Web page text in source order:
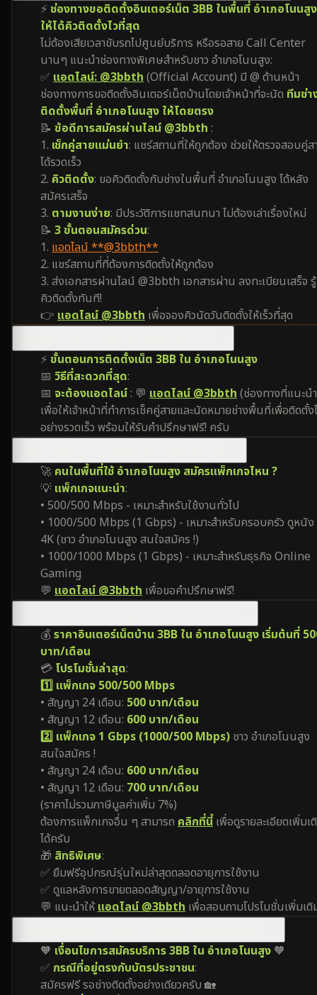
⚡ ช่องทางขอติดตั้งอินเตอร์เน็ต 3BB ในพื้นที่ อำเภอโนนสูง
ให้ได้คิวติดตั้งไวที่สุด
ไม่ต้องเสียเวลาขับรถไปศูนย์บริการ หรือรอสาย Call Center
นานๆ แนะนำช่องทางพิเศษสำหรับชาว อำเภอโนนสูง:
✅ แอดไลน์: @3bbth(Official Account) มี @ ด้านหน้า
ช่องทางการขอติดตั้งอินเตอร์เน็ตบ้านโดยเจ้าหน้าที่จะนัด ทีมช่า
ติดตั้งพื้นที่ อำเภอโนนสูง ให้โดยตรง
📝 ข้อดีการสมัครผ่านไลน์ @3bbth :
1. เช็กคู่สายแม่นยำ: แชร์สถานที่ให้ถูกต้อง ช่วยให้ตรวจสอบคู่ส
ได้รวดเร็ว
2. คิวติดตั้ง: ขอคิวติดตั้งกับช่างในพื้นที่ อำเภอโนนสูง ได้หลัง
สมัครเสร็จ
3. ตามงานง่าย: มีประวัติการแชทสนทนา ไม่ต้องเล่าเรื่องใหม่
📝 3 ขั้นตอนสมัครด่วน:
1. แอดไลน์ **@3bbth**
2. แชร์สถานที่ที่ต้องการติดตั้งให้ถูกต้อง
3. ส่งเอกสารผ่านไลน์ @3bbth เอกสารผ่าน ลงทะเบียนเสร็จ รู้
คิวติดตั้งทันที!
👉 แอดไลน์ @3bbth เพื่อจองคิวนัดวันติดตั้งให้เร็วที่สุด
⚡ ขั้นตอนการติดตั้งเน็ต 3BB ใน อำเภอโนนสูง
📅 วิธีที่สะดวกที่สุด:
📅 จะต้องแอดไลน์: 💬 แอดไลน์ @3bbth(ช่องทางที่แนะน
เพื่อให้เจ้าหน้าที่ทำการเช็คคู่สายและนัดหมายช่างพื้นที่เพื่อติดตั้ง
อย่างรวดเร็ว พร้อมให้รับคำปรึกษาฟรี! ครับ
🚀 คนในพื้นที่ใช้ อำเภอโนนสูง สมัครแพ็กเกจไหน ?
💡 แพ็กเกจแนะนำ:
• 500/500 Mbps - เหมาะสำหรับใช้งานทั่วไป
• 1000/500 Mbps (1 Gbps) - เหมาะสำหรับครอบครัว ดูหนัง
4K (ชาว อำเภอโนนสูง สนใจสมัคร !)
• 1000/1000 Mbps (1 Gbps) - เหมาะสำหรับธุรกิจ Online
Gaming
💬 แอดไลน์ @3bbth เพื่อขอคำปรึกษาฟรี!
💰ราคาอินเตอร์เน็ตบ้าน 3BB ใน อำเภอโนนสูง เริ่มต้นที่
บาท/เดือน
💳 โปรโมชั่นล่าสุด:
1️⃣ แพ็กเกจ 500/500 Mbps
• สัญญา 24 เดือน: 500 บาท/เดือน
• สัญญา 12 เดือน: 600 บาท/เดือน
2️⃣ แพ็กเกจ 1 Gbps (1000/500 Mbps) ชาว อำเภอโนนสูง
สนใจสมัคร !
• สัญญา 24 เดือน: 600 บาท/เดือน
• สัญญา 12 เดือน: 700 บาท/เดือน
(ราคาไม่รวมภาษีมูลค่าเพิ่ม 7%)
ต้องการแพ็กเกจอื่น ๆ สามารถ คลิกที่นี้ เพื่อดูรายละเอียดเพิ่มเ
ได้ครับ
🎁 สิทธิพิเศษ:
✅ ยืมฟรีอุปกรณ์รุ่นใหม่ล่าสุดตลอดอายุการใช้งาน
✅ ดูแลหลังการขายตลอดสัญญา/อายุการใช้งาน
💬 แนะนำให้แอดไลน์ @3bbth เพื่อสอบถามโปรโมชั่นเพิ่มเติ
🧡 เงื่อนไขการสมัครบริการ 3BB ใน อำเภอโนนสูง 🧡
✅ กรณีที่อยู่ตรงกับบัตรประชาชน:
สมัครฟรี รอช่างติดตั้งอย่างเดียวครับ 🏡